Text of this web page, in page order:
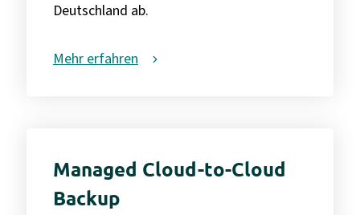
Deutschland ab.
Mehr erfahren
Managed Cloud-to-Cloud
Backup